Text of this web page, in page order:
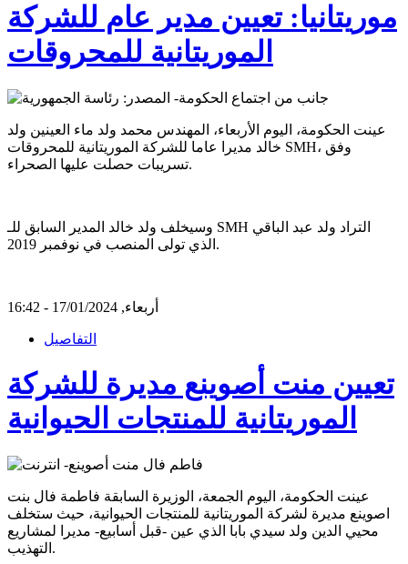
موريتانيا: تعيين مدير عام للشركة
الموريتانية للمحروقات
عينت الحكومة، اليوم الأربعاء، المهندس محمد ولد ماء العينين ولد
خالد مديرا عاما للشركة الموريتانية للمحروقات SMH، وفق
تسريبات حصلت عليها الصحراء.
وسيخلف ولد خالد المدير السابق للـ SMH التراد ولد عبد الباقي
الذي تولى المنصب في نوفمبر 2019.
أربعاء, 17/01/2024 - 16:42
التفاصيل
تعيين منت أصوينع مديرة للشركة
الموريتانية للمنتجات الحيوانية
عينت الحكومة، اليوم الجمعة، الوزيرة السابقة فاطمة فال بنت
اصوينع مديرة لشركة الموريتانية للمنتجات الحيوانية، حيث ستخلف
محيي الدين ولد سيدي بابا الذي عين -قبل أسابيع- مديرا لمشاريع
التهذيب.